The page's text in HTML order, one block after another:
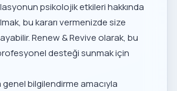
psikolojik etkilerihakkında
bu kararı vermenizde size
Renew & Revive olarak, bu
desteği sunmak için
genel bilgilendirme amacıyla